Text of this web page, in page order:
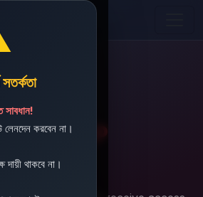
সাবধান!
লেনদেন করবেন না।
দায়ী থাকবে না।
yourAPP